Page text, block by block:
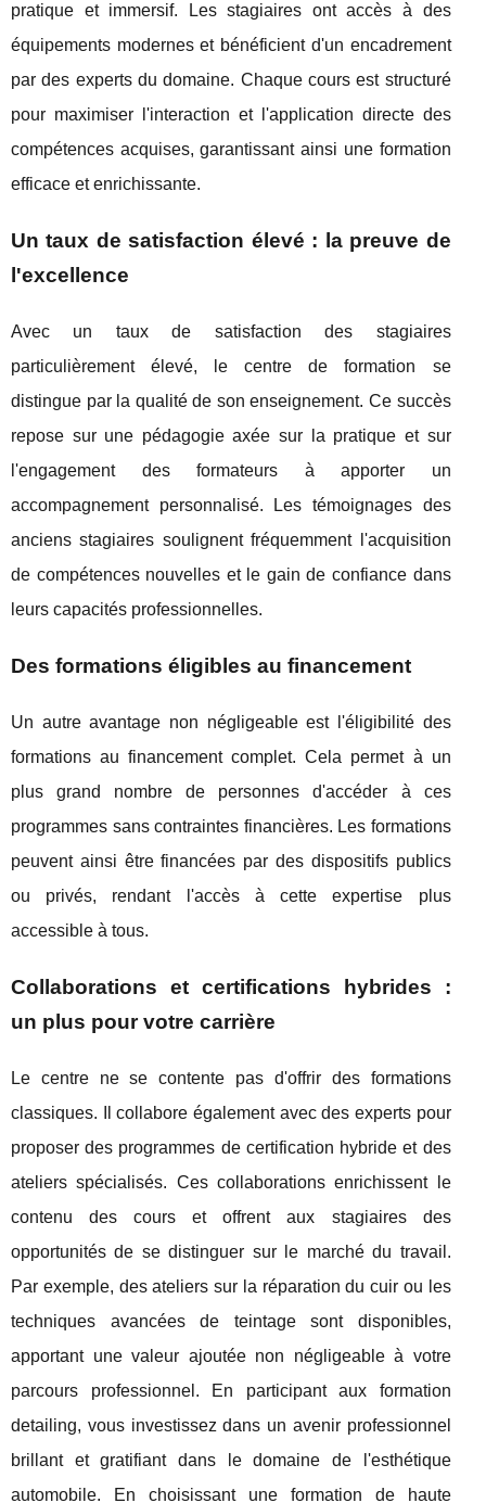
pratique et immersif. Les stagiaires ont accès à des
équipements modernes et bénéficient d'un encadrement
par des experts du domaine. Chaque cours est structuré
pour maximiser l'interaction et l'application directe des
compétences acquises, garantissant ainsi une formation
efficace et enrichissante.
Un taux de satisfaction élevé : la preuve de
l'excellence
Avec un taux de satisfaction des stagiaires
particulièrement élevé, le centre de formation se
distingue par la qualité de son enseignement. Ce succès
repose sur une pédagogie axée sur la pratique et sur
l'engagement des formateurs à apporter un
accompagnement personnalisé. Les témoignages des
anciens stagiaires soulignent fréquemment l'acquisition
de compétences nouvelles et le gain de confiance dans
leurs capacités professionnelles.
Des formations éligibles au financement
Un autre avantage non négligeable est l'éligibilité des
formations au financement complet. Cela permet à un
plus grand nombre de personnes d'accéder à ces
programmes sans contraintes financières. Les formations
peuvent ainsi être financées par des dispositifs publics
ou privés, rendant l'accès à cette expertise plus
accessible à tous.
Collaborations et certifications hybrides :
un plus pour votre carrière
Le centre ne se contente pas d'offrir des formations
classiques. Il collabore également avec des experts pour
proposer des programmes de certification hybride et des
ateliers spécialisés. Ces collaborations enrichissent le
contenu des cours et offrent aux stagiaires des
opportunités de se distinguer sur le marché du travail.
Par exemple, des ateliers sur la réparation du cuir ou les
techniques avancées de teintage sont disponibles,
apportant une valeur ajoutée non négligeable à votre
parcours professionnel. En participant aux formation
detailing, vous investissez dans un avenir professionnel
brillant et gratifiant dans le domaine de l'esthétique
automobile. En choisissant une formation de haute